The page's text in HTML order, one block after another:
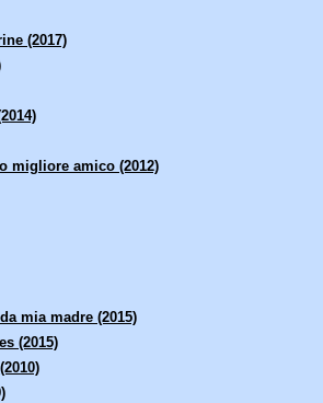
(2017)
migliore amico (2012)
mia madre (2015)
(2015)